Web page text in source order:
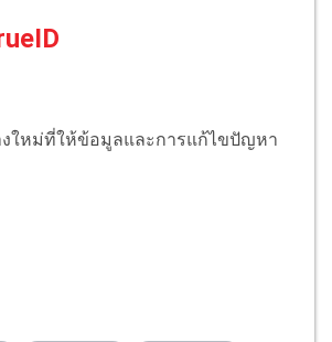
งใหม่ที่ให้ข้อมูลและการแก้ไขปัญหา